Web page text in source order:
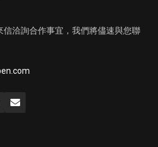
洽詢合作事宜，我們將儘速與您聯